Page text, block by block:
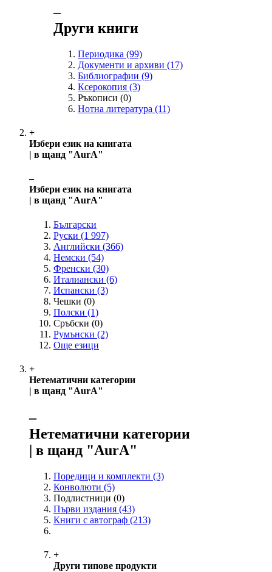
‒
Други книги
Периодика (99)
Документи и архиви (17)
Библиографии (9)
Ксерокопия (3)
Ръкописи (0)
Нотна литература (11)
+
Избери език на книгата
| в щанд "AurA"
‒
Избери език на книгата
| в щанд "AurA"
Български
Руски (1 997)
Английски (366)
Немски (54)
Френски (30)
Италиански (6)
Испански (3)
Чешки (0)
Полски (1)
Сръбски (0)
Румънски (2)
Още езици
+
Нетематични категории
| в щанд "AurA"
‒
Нетематични категории
| в щанд "AurA"
Поредици и комплекти (3)
Конволюти (5)
Подлистници (0)
Първи издания (43)
Книги с автограф (213)
+
Други типове продукти